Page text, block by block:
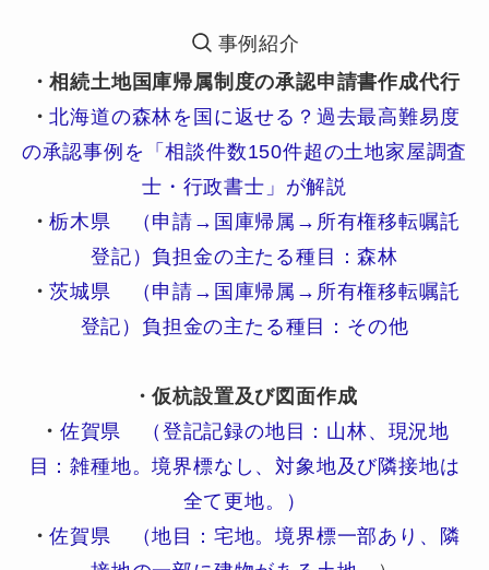
事例紹介
・相続土地国庫帰属制度の承認申請書作成代行
・北海道の森林を国に返せる？過去最高難易度
の承認事例を「相談件数150件超の土地家屋調査
士・行政書士」が解説
・栃木県 （申請→国庫帰属→所有権移転嘱託
登記）負担金の主たる種目：森林
・茨城県 （申請→国庫帰属→所有権移転嘱託
登記）負担金の主たる種目：その他
・仮杭設置及び図面作成
・ 佐賀県 （登記記録の地目：山林、現況地
目：雑種地。境界標なし、対象地及び隣接地は
全て更地。）
・佐賀県 （地目：宅地。境界標一部あり、隣